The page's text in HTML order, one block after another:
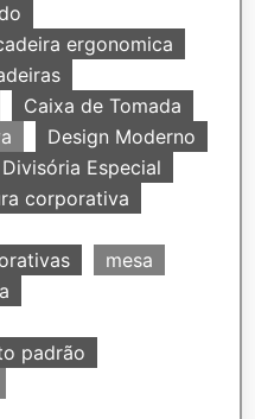
ergonomica
Caixa de Tomada
Design Moderno
Divisória Especial
corporativa
mesa
padrão